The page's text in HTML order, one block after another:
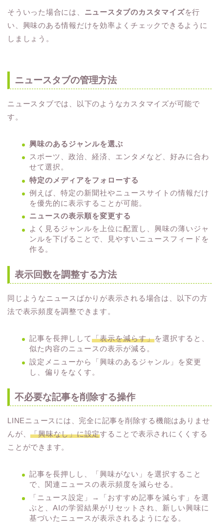
そういった場合には、 ニュースタブのカスタマイズを行
い、興味のある情報だけを効率よくチェックできるように
しましょう。
ニュースタブの管理方法
ニュースタブでは、以下のようなカスタマイズが可能で
す。
興味のあるジャンルを選ぶ
スポーツ、政治、経済、エンタメなど、好みに合わ
せて選択。
特定のメディアをフォローする
例えば、特定の新聞社やニュースサイトの情報だけ
を優先的に表示することが可能。
ニュースの表示順を変更する
よく見るジャンルを上位に配置し、興味の薄いジャ
ンルを下げることで、見やすいニュースフィードを
作る。
表示回数を調整する方法
同じようなニュースばかりが表示される場合は、以下の方
法で表示頻度を調整できます。
記事を長押しして「表示を減らす」を選択すると、
似た内容のニュースの表示が減る。
設定メニューから「興味のあるジャンル」を変更
し、偏りをなくす。
不必要な記事を削除する操作
LINEニュースには、完全に記事を削除する機能はありませ
んが、「興味なし」に設定することで表示されにくくする
ことができます。
記事を長押しし、「興味がない」を選択すること
で、関連ニュースの表示頻度を減らせる。
「ニュース設定」→「おすすめ記事を減らす」を選
ぶと、AIの学習結果がリセットされ、新しい興味に
基づいたニュースが表示されるようになる。